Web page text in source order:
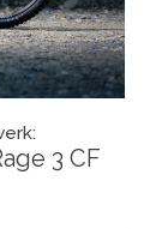
3 CF